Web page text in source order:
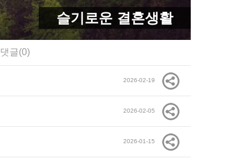
슬기로운 결혼생활
댓글(0)
2026-02-19
2026-02-05
2026-01-15